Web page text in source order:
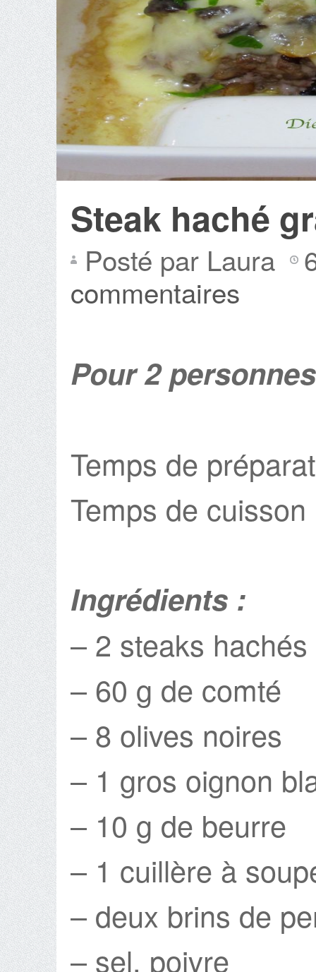
Steak haché
Posté par Laura
commentaires
Pour 2 personnes
Temps de
Temps de
Ingrédients :
– 2 steaks
– 60 g de comté
– 8 olives noires
– 1 gros oignon
– 10 g de beurre
– 1 cuillère à
– deux brins de
– sel, poivre